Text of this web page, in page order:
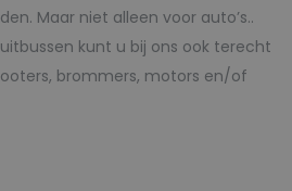
Maar niet alleen voor auto’s..
kunt u bij ons ook terecht
brommers, motors en/of